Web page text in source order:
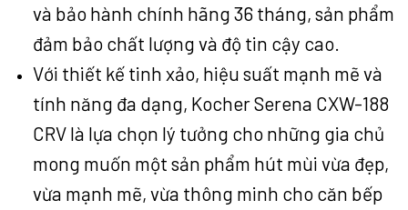
và bảo hành chính hãng 36 tháng, sản phẩm
đảm bảo chất lượng và độ tin cậy cao.
Với thiết kế tinh xảo, hiệu suất mạnh mẽ và
tính năng đa dạng, Kocher Serena CXW-188
CRV là lựa chọn lý tưởng cho những gia chủ
mong muốn một sản phẩm hút mùi vừa đẹp,
vừa mạnh mẽ, vừa thông minh cho căn bếp